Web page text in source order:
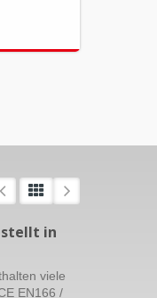
in
viele
EN166 /